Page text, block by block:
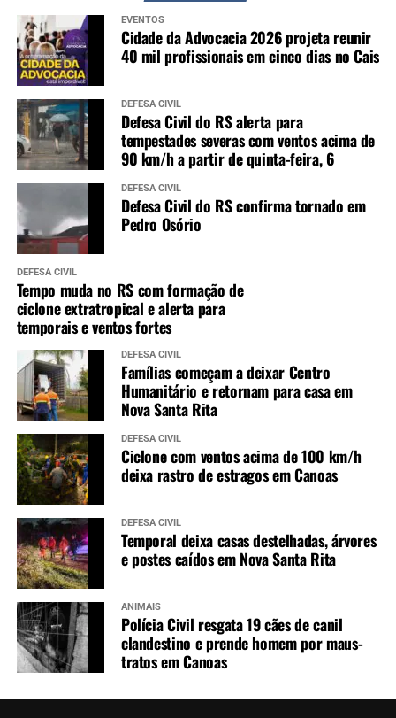
EVENTOS
Cidade da Advocacia 2026 projeta reunir
40 mil profissionais em cinco dias no Cais
DEFESA CIVIL
Defesa Civil do RS alerta para
tempestades severas com ventos acima de
90 km/h a partir de quinta-feira, 6
DEFESA CIVIL
Defesa Civil do RS confirma tornado em
Pedro Osório
DEFESA CIVIL
Tempo muda no RS com formação de
ciclone extratropical e alerta para
temporais e ventos fortes
DEFESA CIVIL
Famílias começam a deixar Centro
Humanitário e retornam para casa em
Nova Santa Rita
DEFESA CIVIL
Ciclone com ventos acima de 100 km/h
deixa rastro de estragos em Canoas
DEFESA CIVIL
Temporal deixa casas destelhadas, árvores
e postes caídos em Nova Santa Rita
ANIMAIS
Polícia Civil resgata 19 cães de canil
clandestino e prende homem por maus-
tratos em Canoas